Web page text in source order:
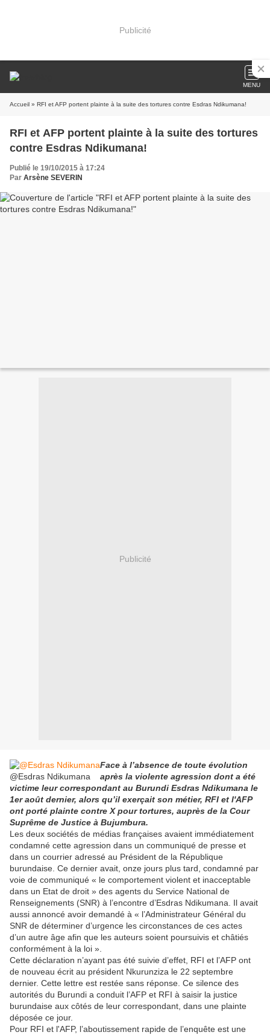
Publicité
MENU
Accueil » RFI et AFP portent plainte à la suite des tortures contre Esdras Ndikumana!
RFI et AFP portent plainte à la suite des tortures
contre Esdras Ndikumana!
Publié le 19/10/2015 à 17:24
Par Arsène SEVERIN
Publicité
@Esdras Ndikumana
Face à l’absence de toute évolution
après la violente agression dont a été
victime leur correspondant au Burundi Esdras Ndikumana le
1er août dernier, alors qu’il exerçait son métier, RFI et l'AFP
ont porté plainte contre X pour tortures, auprès de la Cour
Suprême de Justice à Bujumbura.
Les deux sociétés de médias françaises avaient immédiatement
condamné cette agression dans un communiqué de presse et
dans un courrier adressé au Président de la République
burundaise. Ce dernier avait, onze jours plus tard, condamné par
voie de communiqué « le comportement violent et inacceptable
dans un Etat de droit » des agents du Service National de
Renseignements (SNR) à l’encontre d’Esdras Ndikumana. Il avait
aussi annoncé avoir demandé à « l’Administrateur Général du
SNR de déterminer d’urgence les circonstances de ces actes
d’un autre âge afin que les auteurs soient poursuivis et châtiés
conformément à la loi ».
Cette déclaration n’ayant pas été suivie d’effet, RFI et l’AFP ont
de nouveau écrit au président Nkurunziza le 22 septembre
dernier. Cette lettre est restée sans réponse. Ce silence des
autorités du Burundi a conduit l’AFP et RFI à saisir la justice
burundaise aux côtés de leur correspondant, dans une plainte
déposée ce jour.
Pour RFI et l'AFP, l’aboutissement rapide de l’enquête est une